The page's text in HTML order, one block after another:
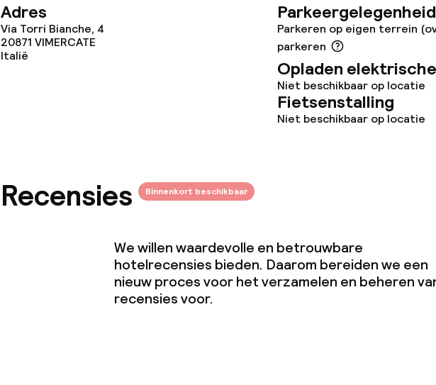
Adres
Via Torri Bianche, 4
20871 VIMERCATE
Italië
Parkeergelegenheid
Parkeren op eigen terrein
parkeren
Opladen
Niet beschikbaar op locatie
Fietsenstalling
Niet beschikbaar op locatie
Recensies Binnenkort beschikbaar
We willen waardevolle en betrouwbare
hotelrecensies bieden. Daarom bereiden we een
nieuw proces voor het verzamelen en beheren
recensies voor.